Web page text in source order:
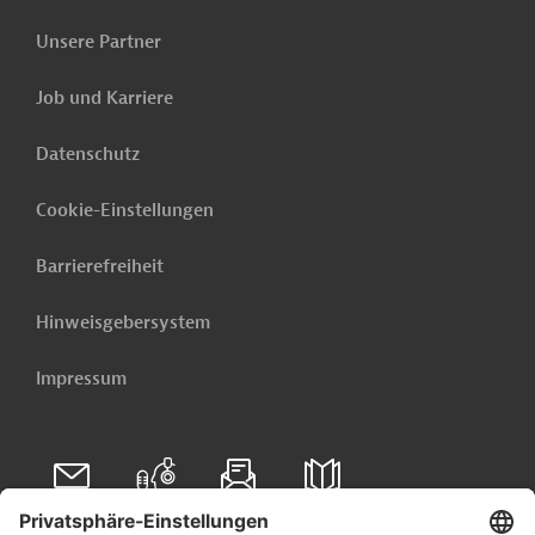
Unsere Partner
Job und Karriere
Datenschutz
Cookie-Einstellungen
Barrierefreiheit
Hinweisgebersystem
Impressum